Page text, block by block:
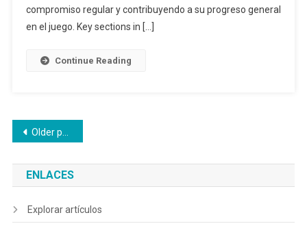
Y
compromiso regular y contribuyendo a su progreso general
en el juego. Key sections in […]
Continue Reading
Posts
navigation
Older posts
ENLACES
Explorar artículos